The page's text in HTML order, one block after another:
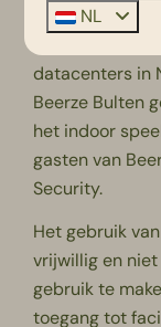
NEN 7510
datacenters in
Beerze Bulten
het indoor
gasten van
Security.
Het gebruik
vrijwillig en
gebruik te
toegang tot
NL